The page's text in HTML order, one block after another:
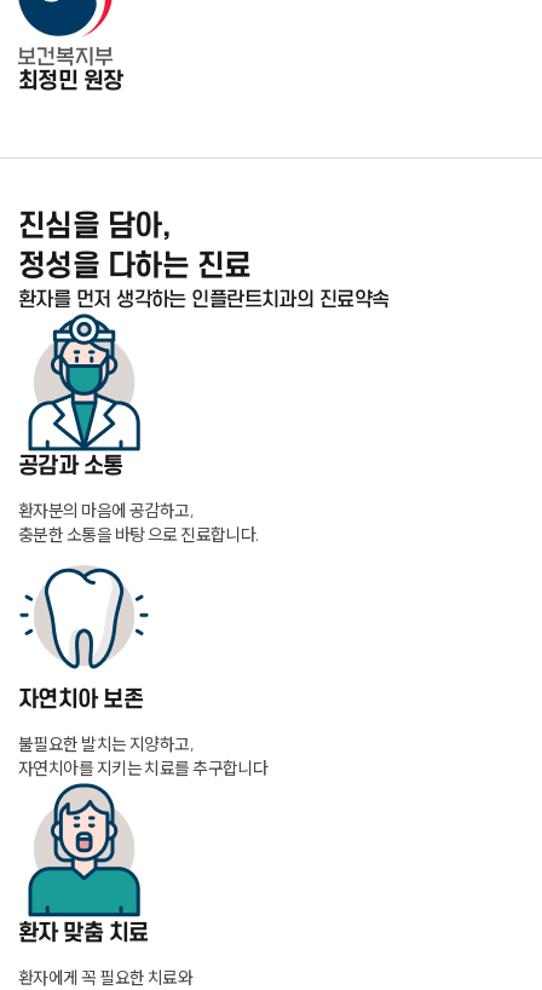
최정민 원장
진심을 담아,
정성을 다하는 진료
환자를 먼저 생각하는 인플란트치과의 진료약속
공감과 소통
환자분의 마음에 공감하고,
충분한 소통을 바탕 으로 진료합니다.
자연치아 보존
불필요한 발치는 지양하고,
자연치아를 지키는 치료를 추구합니다
환자 맞춤 치료
환자에게 꼭 필요한 치료와